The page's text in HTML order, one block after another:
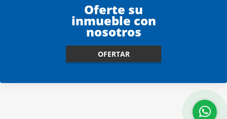
Oferte su
inmueble con
nosotros
OFERTAR